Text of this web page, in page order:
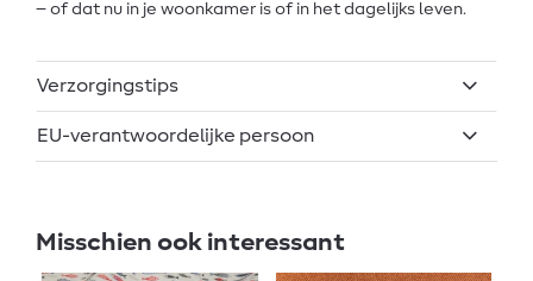
– of dat nu in je woonkamer is of in het dagelijks leven.
Verzorgingstips
EU-verantwoordelijke persoon
Misschien ook interessant